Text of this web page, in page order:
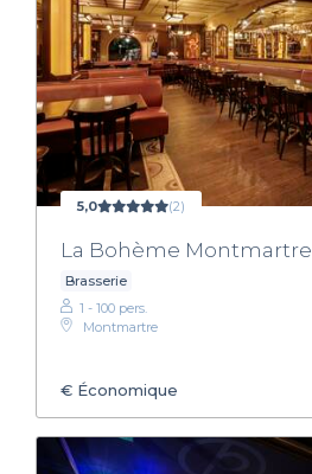
5,0 (2)
La Bohème Montmartre
Brasserie
1 - 100 pers.
Montmartre
€ Économique